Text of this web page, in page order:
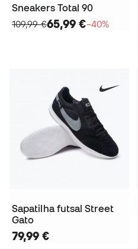
Sneakers Total 90
109,99 €65,99 €−40%
Sapatilha futsal Street
Gato
79,99 €